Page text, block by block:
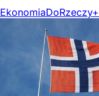
EkonomiaDoRzeczy+